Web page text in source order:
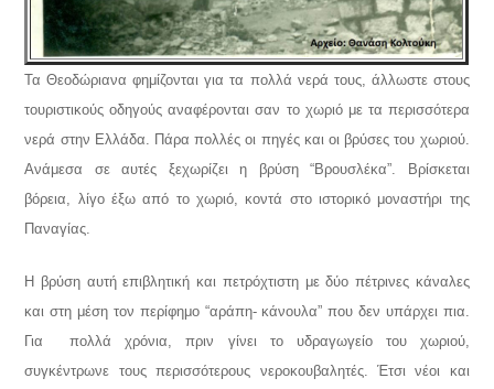
Τα Θεοδώριανα φημίζονται για τα πολλά νερά τους, άλλωστε στους
τουριστικούς οδηγούς αναφέρονται σαν το χωριό με τα περισσότερα
νερά στην Ελλάδα. Πάρα πολλές οι πηγές και οι βρύσες του χωριού.
Ανάμεσα σε αυτές ξεχωρίζει η βρύση “Βρουσλέκα”. Βρίσκεται
βόρεια, λίγο έξω από το χωριό, κοντά στο ιστορικό μοναστήρι της
Παναγίας.
Η βρύση αυτή επιβλητική και πετρόχτιστη με δύο πέτρινες κάναλες
και στη μέση τον περίφημο “αράπη- κάνουλα” που δεν υπάρχει πια.
Για πολλά χρόνια, πριν γίνει το υδραγωγείο του χωριού,
συγκέντρωνε τους περισσότερους νεροκουβαλητές. Έτσι νέοι και